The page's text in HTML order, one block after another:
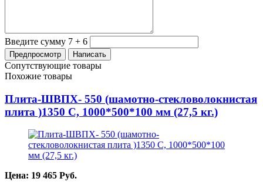
Введите сумму 7 + 6
Сопутствующие товары
Похожие товары
Плита-ШВПХ- 550 (шамотно-стекловолокнистая
плита )1350 С, 1000*500*100 мм (27,5 кг.)
Цена: 19 465 Руб.